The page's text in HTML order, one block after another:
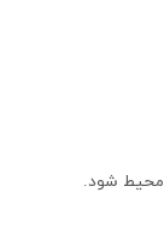
محیط شود.